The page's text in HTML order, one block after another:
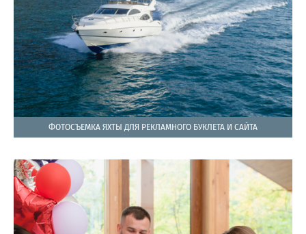
ФОТОСЪЕМКА ЯХТЫ ДЛЯ РЕКЛАМНОГО БУКЛЕТА И САЙТА